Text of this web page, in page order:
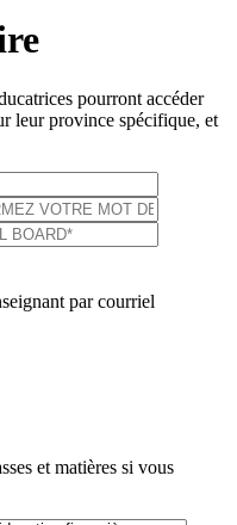
pourront accéder
leur province spécifique, et
par courriel
et matières si vous